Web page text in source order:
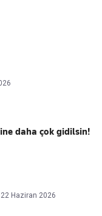
daha çok gidilsin!
22 Haziran 2026